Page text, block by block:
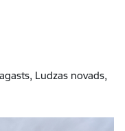
Ludzas novads,